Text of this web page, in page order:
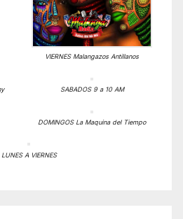
VIERNES Malangazos Antillanos
SABADOS 9 a 10 AM
DOMINGOS La Maquina del Tiempo
LUNES A VIERNES